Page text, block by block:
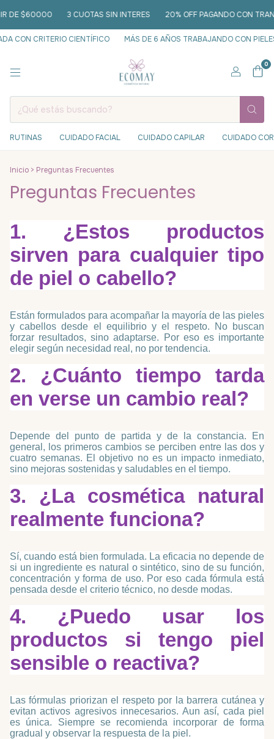
DE $60000 3 CUOTAS SIN INTERES 20% OFF PAGANDO CON
CON CRITERIO CIENTÍFICO MÁS DE 6 AÑOS TRABAJANDO CON PIELES
0
RUTINAS CUIDADO FACIAL CUIDADO CAPILAR CUIDADO
Inicio > Preguntas Frecuentes
Preguntas Frecuentes
1. ¿Estos productos
sirven para cualquier tipo
de piel o cabello?
Están formulados para acompañar la mayoría de las pieles
y cabellos desde el equilibrio y el respeto. No buscan
forzar resultados, sino adaptarse. Por eso es importante
elegir según necesidad real, no por tendencia.
2. ¿Cuánto tiempo tarda
en verse un cambio real?
Depende del punto de partida y de la constancia. En
general, los primeros cambios se perciben entre las dos y
cuatro semanas. El objetivo no es un impacto inmediato,
sino mejoras sostenidas y saludables en el tiempo.
3. ¿La cosmética natural
realmente funciona?
Sí, cuando está bien formulada. La eficacia no depende de
si un ingrediente es natural o sintético, sino de su función,
concentración y forma de uso. Por eso cada fórmula está
pensada desde el criterio técnico, no desde modas.
4. ¿Puedo usar los
productos si tengo piel
sensible o reactiva?
Las fórmulas priorizan el respeto por la barrera cutánea y
evitan activos agresivos innecesarios. Aun así, cada piel
es única. Siempre se recomienda incorporar de forma
gradual y observar la respuesta de la piel.